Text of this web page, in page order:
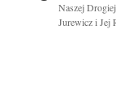
Naszej
Jurewicz i Jej